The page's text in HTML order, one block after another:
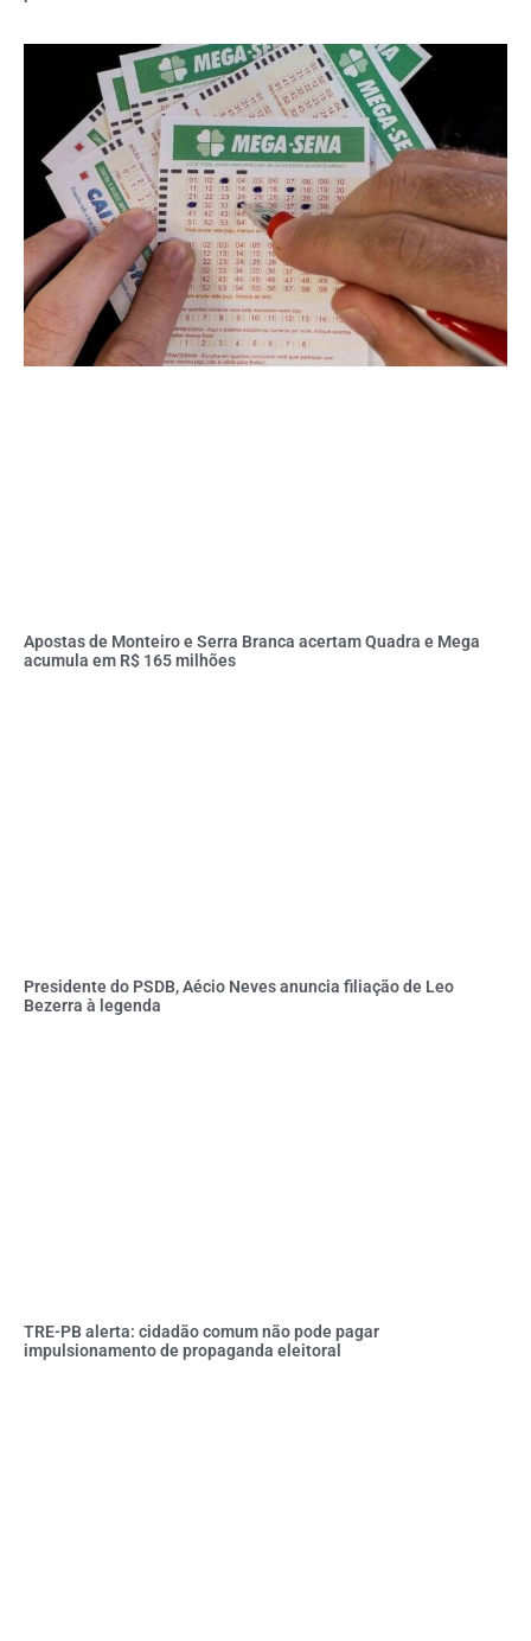
Apostas de Monteiro e Serra Branca acertam Quadra e Mega
acumula em R$ 165 milhões
Presidente do PSDB, Aécio Neves anuncia filiação de Leo
Bezerra à legenda
TRE-PB alerta: cidadão comum não pode pagar
impulsionamento de propaganda eleitoral